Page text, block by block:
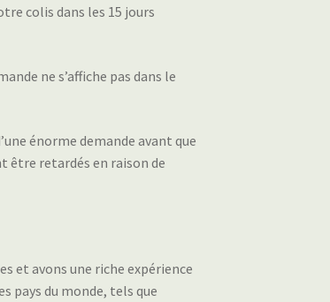
colis dans les 15 jours
ne s’affiche pas dans le
énorme demande avant que
être retardés en raison de
et avons une riche expérience
pays du monde, tels que